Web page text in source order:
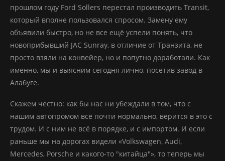
прошлом году Ford Sollers перестал производить Transit,
который вполне пользовался спросом. Замену ему
объявили быстро, но не все ещё успели понять, что
новоприбывший JAC Sunray, в отличие от Транзита, не
просто взяли на конвейер, но и попутно доработали. Как
именно, мы и выясним сегодня лично, посетив завод в
Алабуге.
Скажем честно: как бы нас ни убеждали в том, что с
нашим автопромом всё почти нормально, верится в это с
трудом. И с ним не всё в порядке, и с импортом. И если
раньше мы на дорогах видели «Volkswagen, Audi,
Mercedes, Porsche и какого-то "китайца"», то теперь мы